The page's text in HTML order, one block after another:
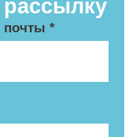
почты *